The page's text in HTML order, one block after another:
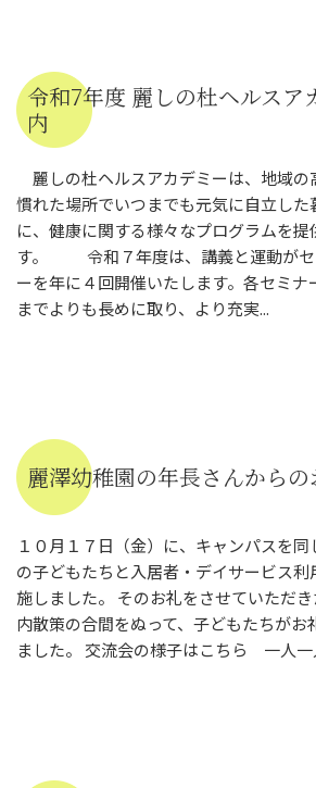
令和7年度 麗しの杜ヘルスア
内
麗しの杜ヘルスアカデミーは、地域の
慣れた場所でいつまでも元気に自立した
に、健康に関する様々なプログラムを
す。 令和７年度は、講義と運動がセ
ーを年に４回開催いたします。各セミ
までよりも長めに取り、より充実...
麗澤幼稚園の年長さんからの
１０月１７日（金）に、キャンパスを
の子どもたちと入居者・デイサービス
施しました。 そのお礼をさせていただ
内散策の合間をぬって、子どもたちがお
ました。 交流会の様子はこちら 一人一